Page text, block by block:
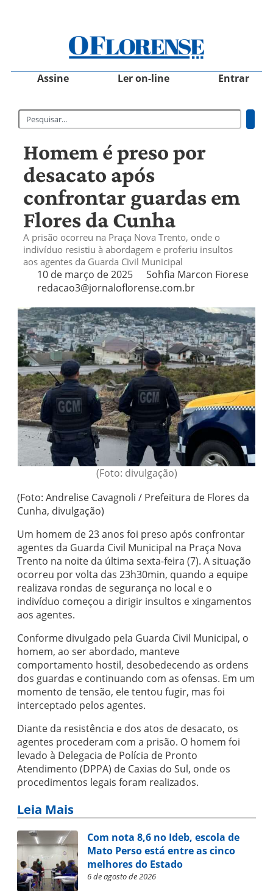
Assine Ler on-line Entrar
Homem é preso por
desacato após
confrontar guardas em
Flores da Cunha
A prisão ocorreu na Praça Nova Trento, onde o
indivíduo resistiu à abordagem e proferiu insultos
aos agentes da Guarda Civil Municipal
10 de março de 2025
Sohfia Marcon Fiorese
redacao3@jornaloflorense.com.br
(Foto: divulgação)
(Foto: Andrelise Cavagnoli / Prefeitura de Flores da
Cunha, divulgação)
Um homem de 23 anos foi preso após confrontar
agentes da Guarda Civil Municipal na Praça Nova
Trento na noite da última sexta-feira (7). A situação
ocorreu por volta das 23h30min, quando a equipe
realizava rondas de segurança no local e o
indivíduo começou a dirigir insultos e xingamentos
aos agentes.
Conforme divulgado pela Guarda Civil Municipal, o
homem, ao ser abordado, manteve
comportamento hostil, desobedecendo as ordens
dos guardas e continuando com as ofensas. Em um
momento de tensão, ele tentou fugir, mas foi
interceptado pelos agentes.
Diante da resistência e dos atos de desacato, os
agentes procederam com a prisão. O homem foi
levado à Delegacia de Polícia de Pronto
Atendimento (DPPA) de Caxias do Sul, onde os
procedimentos legais foram realizados.
Leia Mais
Com nota 8,6 no Ideb, escola de
Mato Perso está entre as cinco
melhores do Estado
6 de agosto de 2026